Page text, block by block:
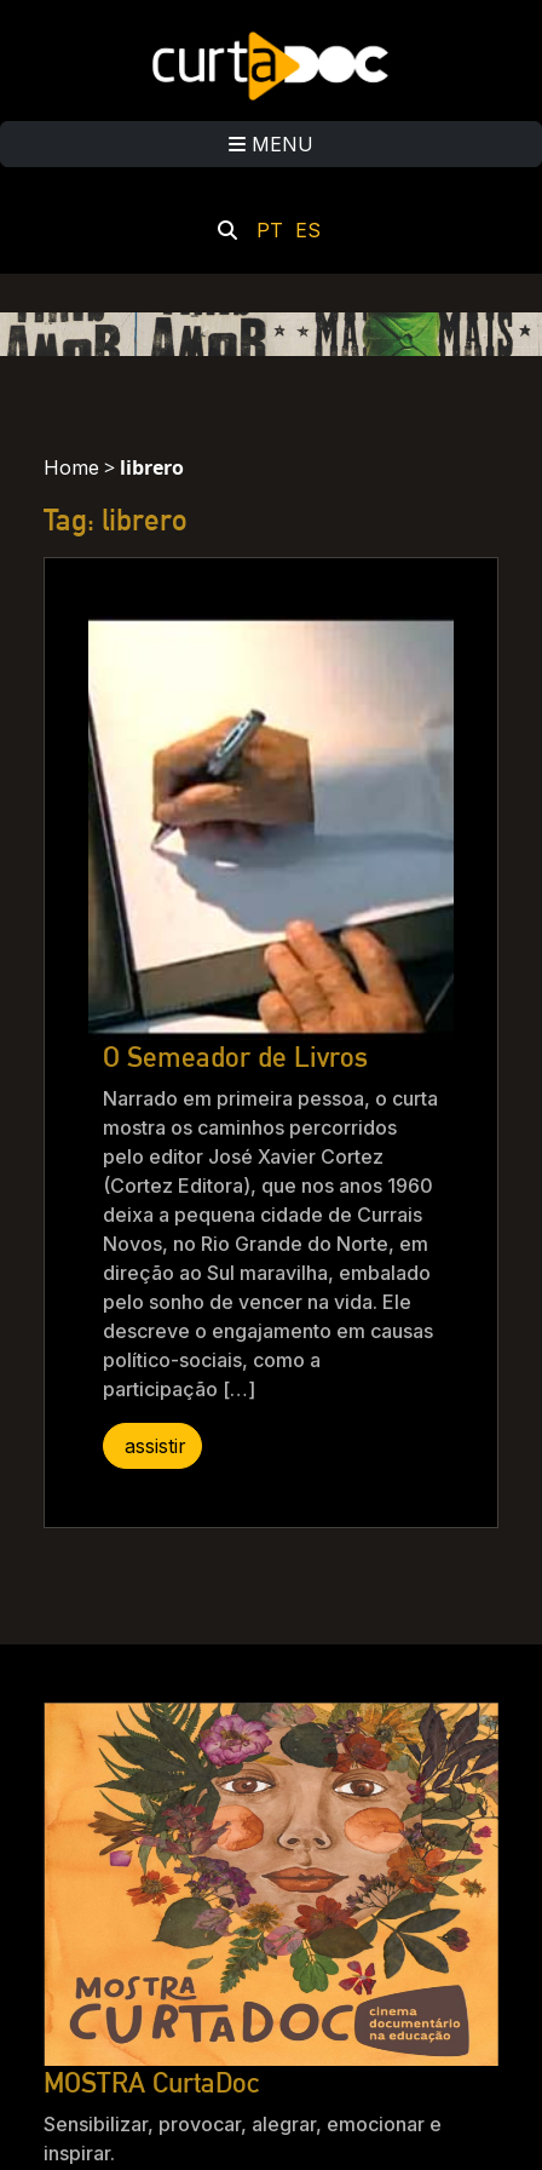
MENU
PT ES
Home > librero
Tag: librero
O Semeador de Livros
Narrado em primeira pessoa, o curta
mostra os caminhos percorridos
pelo editor José Xavier Cortez
(Cortez Editora), que nos anos 1960
deixa a pequena cidade de Currais
Novos, no Rio Grande do Norte, em
direção ao Sul maravilha, embalado
pelo sonho de vencer na vida. Ele
descreve o engajamento em causas
político-sociais, como a
participação […]
assistir
MOSTRA CurtaDoc
Sensibilizar, provocar, alegrar, emocionar e
inspirar.